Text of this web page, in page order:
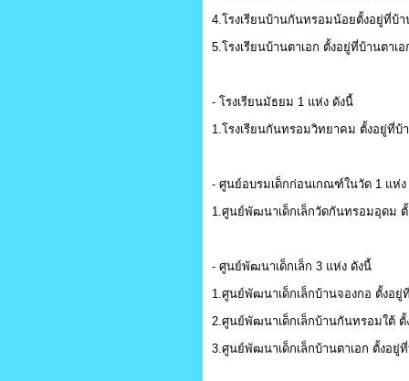
4.โรงเรียนบ้านกันทรอมน้อยตั้งอยู่ที่บ้
5.โรงเรียนบ้านตาเอก ตั้งอยู่ที่บ้านตาเ
- โรงเรียนมัธยม 1 แห่ง ดังนี้
1.โรงเรียนกันทรอมวิทยาคม ตั้งอยู่ที่บ้
- ศูนย์อบรมเด็กก่อนเกณฑ์ในวัด 1 แห่ง
1.ศูนย์พัฒนาเด็กเล็กวัดกันทรอมอุดม
- ศูนย์พัฒนาเด็กเล็ก 3 แห่ง ดังนี้
1.ศูนย์พัฒนาเด็กเล็กบ้านจองกอ ตั้งอ
2.ศูนย์พัฒนาเด็กเล็กบ้านกันทรอมใต้
3.ศูนย์พัฒนาเด็กเล็กบ้านตาเอก ตั้งอยู่